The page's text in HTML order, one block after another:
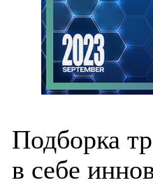
Подборка
в себе